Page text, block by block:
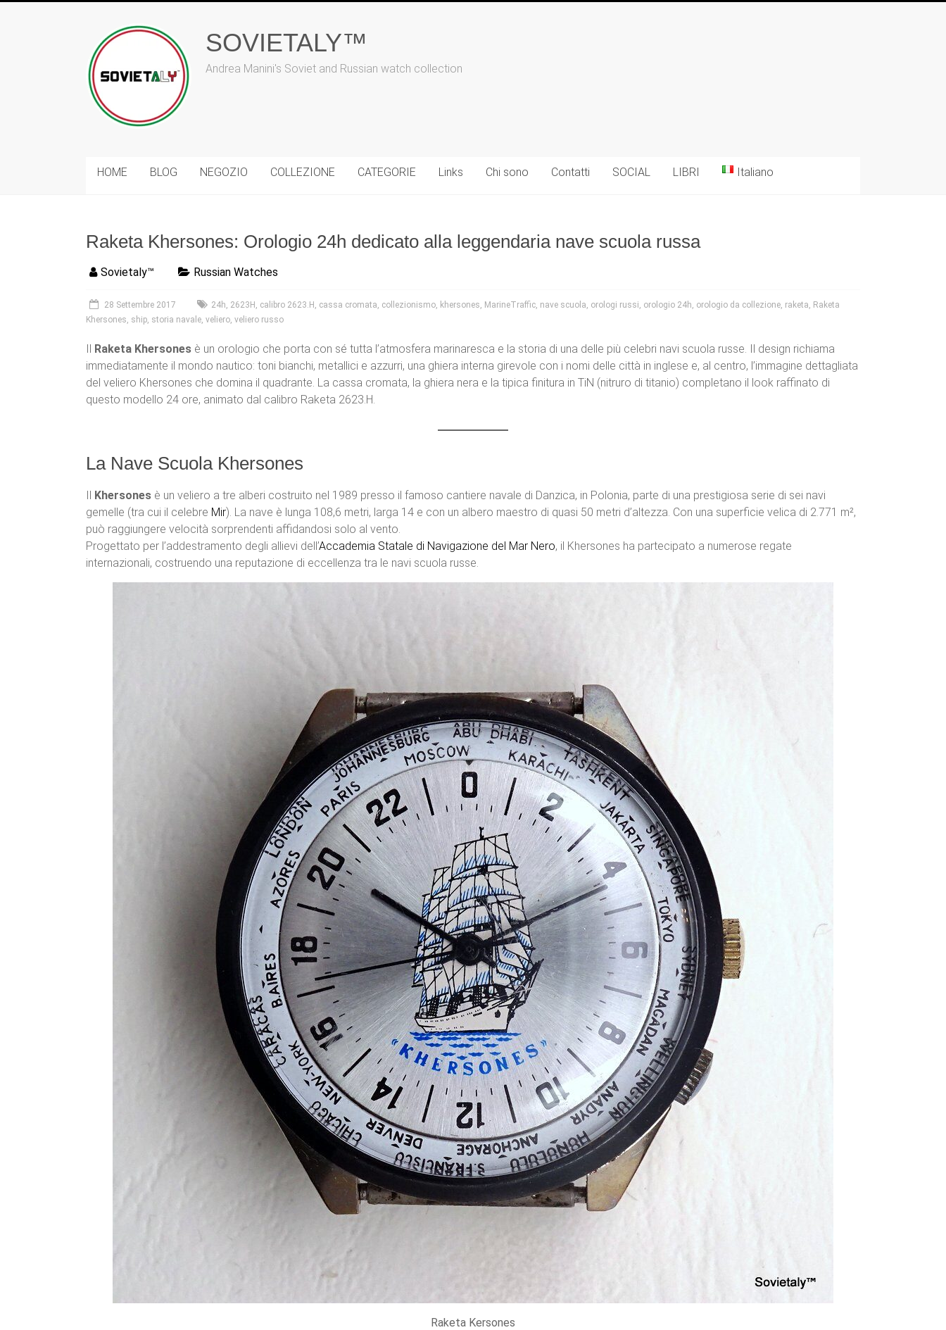
SOVIETALY™
Andrea Manini's Soviet and Russian watch collection
HOME BLOG NEGOZIO COLLEZIONE CATEGORIE Links Chi sono Contatti SOCIAL LIBRI Italiano
Raketa Khersones: Orologio 24h dedicato alla leggendaria nave scuola russa
Sovietaly™ Russian Watches
28 Settembre 2017 24h, 2623H , calibro 2623.H , cassa cromata, collezionismo, khersones, MarineTraffic, nave scuola, orologi russi, orologio 24h, orologio da collezione, raketa, Raketa
Khersones, ship, storia navale, veliero, veliero russo
Il Raketa Khersones è un orologio che porta con sé tutta l’atmosfera marinaresca e la storia di una delle più celebri navi scuola russe. Il design richiama
immediatamente il mondo nautico: toni bianchi, metallici e azzurri, una ghiera interna girevole con i nomi delle città in inglese e, al centro, l’immagine dettagliata
del veliero Khersones che domina il quadrante. La cassa cromata, la ghiera nera e la tipica finitura in TiN (nitruro di titanio) completano il look raffinato di
questo modello 24 ore, animato dal calibro Raketa 2623.H.
La Nave Scuola Khersones
Il Khersones è un veliero a tre alberi costruito nel 1989 presso il famoso cantiere navale di Danzica, in Polonia, parte di una prestigiosa serie di sei navi
gemelle (tra cui il celebre Mir). La nave è lunga 108,6 metri, larga 14 e con un albero maestro di quasi 50 metri d’altezza. Con una superficie velica di 2.771 m²,
può raggiungere velocità sorprendenti affidandosi solo al vento.
Progettato per l’addestramento degli allievi dell’Accademia Statale di Navigazione del Mar Nero, il Khersones ha partecipato a numerose regate
internazionali, costruendo una reputazione di eccellenza tra le navi scuola russe.
Raketa Kersones